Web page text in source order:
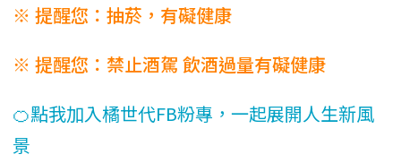
※ 提醒您：抽菸，有礙健康
※ 提醒您：禁止酒駕 飲酒過量有礙健康
🍊點我加入橘世代FB粉專，一起展開人生新風
景